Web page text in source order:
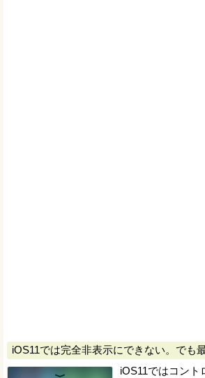
iOS11では完全非表示にできない。でも
iOS11ではコント